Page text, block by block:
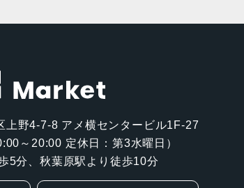
上野4-7-8 アメ横センタービル1F-27
～20:00 定休日：第3水曜日）
5分、秋葉原駅より徒歩10分